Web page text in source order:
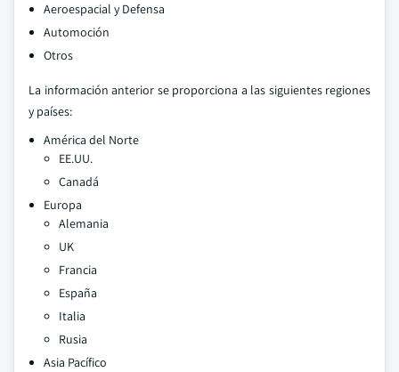
Aeroespacial y Defensa
Automoción
Otros
La información anterior se proporciona a las siguientes regiones
y países:
América del Norte
EE.UU.
Canadá
Europa
Alemania
UK
Francia
España
Italia
Rusia
Asia Pacífico